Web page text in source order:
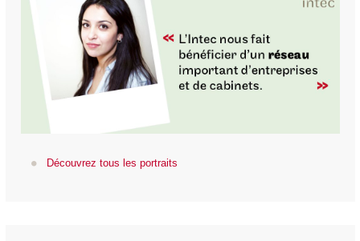
Découvrez tous les portraits